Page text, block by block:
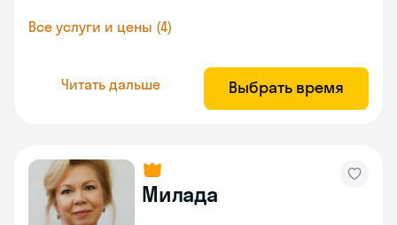
Все услуги и цены (4)
Читать дальше Выбрать время
Милада